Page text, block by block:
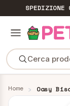
SPEDIZIONE
Cerca
Home